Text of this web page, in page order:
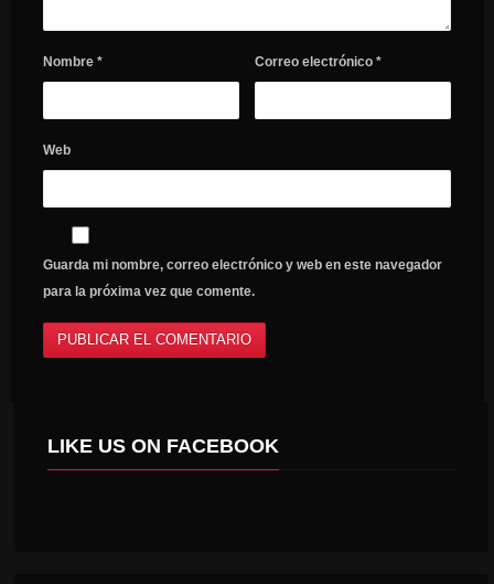
Nombre * Correo electrónico*
Web
Guarda mi nombre, correo electrónico y web en este navegador
para la próxima vez que comente.
LIKE US ON FACEBOOK